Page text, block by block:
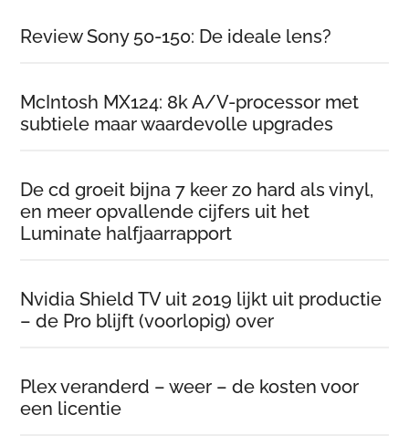
Review Sony 50-150: De ideale lens?
McIntosh MX124: 8k A/V-processor met
subtiele maar waardevolle upgrades
De cd groeit bijna 7 keer zo hard als vinyl,
en meer opvallende cijfers uit het
Luminate halfjaarrapport
Nvidia Shield TV uit 2019 lijkt uit productie
– de Pro blijft (voorlopig) over
Plex veranderd – weer – de kosten voor
een licentie